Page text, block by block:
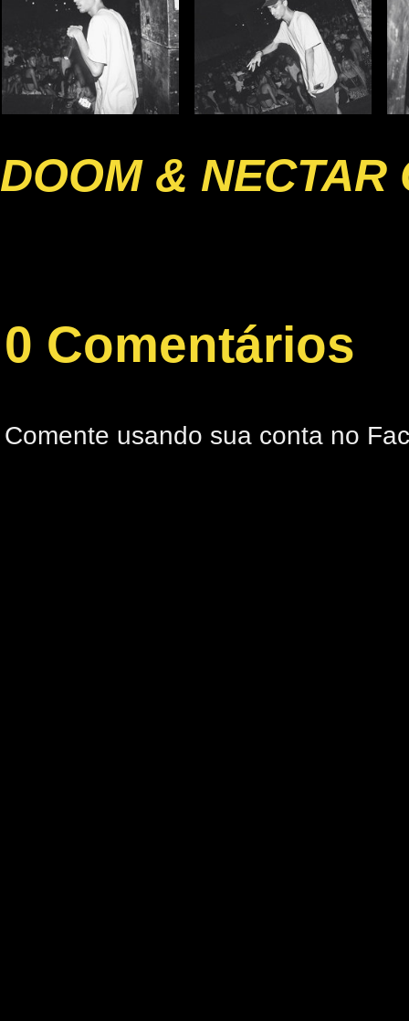
DOOM & NECTAR
0 Comentários
Comente usando sua conta no